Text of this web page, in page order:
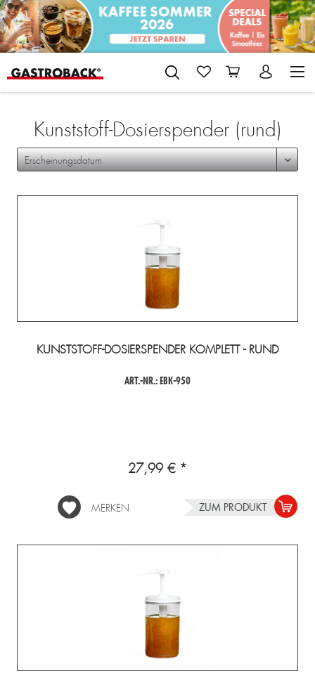
Kunststoff-Dosierspender (rund)
KUNSTSTOFF-DOSIERSPENDER KOMPLETT - RUND
ART.-NR.: EBK-950
27,99 € *
MERKEN ZUM PRODUKT